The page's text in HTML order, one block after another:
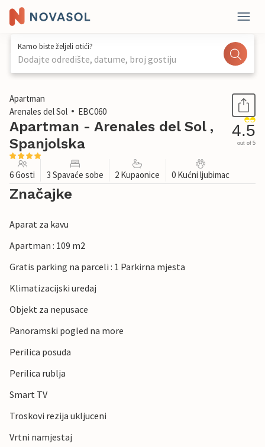
Kamo biste željeli otići?
Dodajte odredište, datume, broj gostiju
1 / 23
Apartman
Arenales del Sol
EBC060
Apartman - Arenales del Sol ,
Spanjolska
4.5
out of 5
6 Gosti 3 Spavaće sobe 2 Kupaonice 0 Kućni ljubimac
Značajke
Aparat za kavu
Apartman : 109 m2
Gratis parking na parceli : 1 Parkirna mjesta
Klimatizacijski uredaj
Objekt za nepusace
Panoramski pogled na more
Perilica posuda
Perilica rublja
Smart TV
Troskovi rezija ukljuceni
Vrtni namjestaj